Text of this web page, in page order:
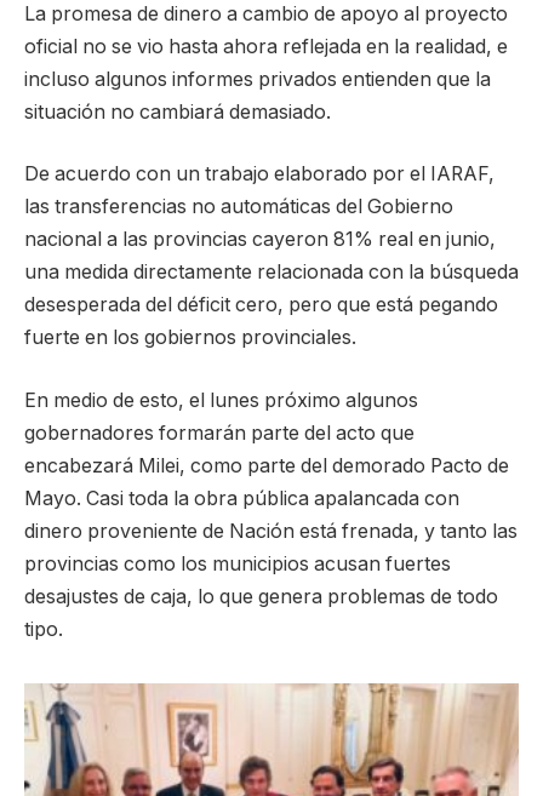
La promesa de dinero a cambio de apoyo al proyecto
oficial no se vio hasta ahora reflejada en la realidad, e
incluso algunos informes privados entienden que la
situación no cambiará demasiado.
De acuerdo con un trabajo elaborado por el IARAF,
las transferencias no automáticas del Gobierno
nacional a las provincias cayeron 81% real en junio,
una medida directamente relacionada con la búsqueda
desesperada del déficit cero, pero que está pegando
fuerte en los gobiernos provinciales.
En medio de esto, el lunes próximo algunos
gobernadores formarán parte del acto que
encabezará Milei, como parte del demorado Pacto de
Mayo. Casi toda la obra pública apalancada con
dinero proveniente de Nación está frenada, y tanto las
provincias como los municipios acusan fuertes
desajustes de caja, lo que genera problemas de todo
tipo.